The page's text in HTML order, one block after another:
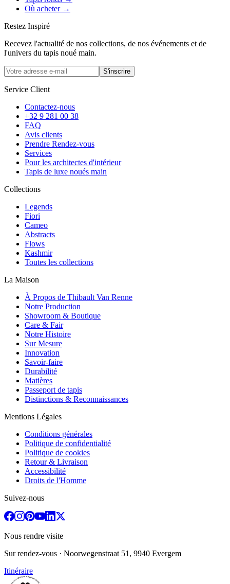
Où acheter→
Restez Inspiré
Recevez l'actualité de nos collections, de nos événements et de
l'univers du tapis noué main.
S'inscrire
Service Client
Contactez-nous
+32 9 281 00 38
FAQ
Avis clients
Prendre Rendez-vous
Services
Pour les architectes d'intérieur
Tapis de luxe noués main
Collections
Legends
Fiori
Cameo
Abstracts
Flows
Kashmir
Toutes les collections
La Maison
À Propos de Thibault Van Renne
Notre Production
Showroom & Boutique
Care & Fair
Notre Histoire
Sur Mesure
Innovation
Savoir-faire
Durabilité
Matières
Passeport de tapis
Distinctions & Reconnaissances
Mentions Légales
Conditions générales
Politique de confidentialité
Politique de cookies
Retour & Livraison
Accessibilité
Droits de l'Homme
Suivez-nous
Nous rendre visite
Sur rendez-vous · Noorwegenstraat 51, 9940 Evergem
Itinéraire